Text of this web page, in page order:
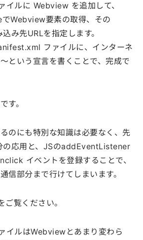
イルに Webview を追加して、
Webview要素の取得、その
み先URLを指定します。
ファイルに、インターネ
という宣言を書くことで、完成で
す。
のにも特別な知識は必要なく、先
の応用と、JSのaddEventListener
イベントを登録することで、
信部分まで行けてしまいます。
覧ください。
イルはWebviewとあまり変わら